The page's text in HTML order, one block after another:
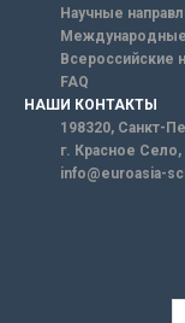
Научные
Международные
Всероссийские
FAQ
НАШИ КОНТАКТЫ
198320, Санкт-
г. Красное
info@euroasia-